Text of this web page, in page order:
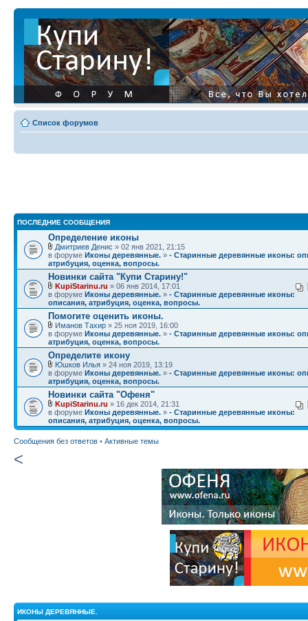
Список форумов
ПОСЛЕДНИЕ СООБЩЕНИЯ
Определение иконы
Дмитриев Денис » 02 янв 2021, 21:15
в форуме Иконы деревянные. » - Старинные деревянные иконы:
атрибуция, оценка, вопросы.
Новинки сайта "Купи Старину!"
KupiStarinu.ru » 06 янв 2014, 17:01
в форуме Иконы деревянные. » - Старинные деревянные иконы:
описания, атрибуция, оценка, вопросы.
Помогите оценить иконы.
Иманов Тахир » 25 ноя 2019, 16:00
в форуме Иконы деревянные. » - Старинные деревянные иконы:
атрибуция, оценка, вопросы.
Определите икону
Юшков Илья » 24 ноя 2019, 13:19
в форуме Иконы деревянные. » - Старинные деревянные иконы:
атрибуция, оценка, вопросы.
Новинки сайта "Офеня"
KupiStarinu.ru » 16 дек 2014, 21:31
в форуме Иконы деревянные. » - Старинные деревянные иконы:
описания, атрибуция, оценка, вопросы.
Сообщения без ответов • Активные темы
<
ИКОНЫ ДЕРЕВЯННЫЕ.